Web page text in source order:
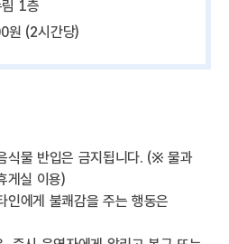
1층
원 (2시간당)
식물 반입은 금지됩니다. (※ 물과
게실 이용)
인에게 불쾌감을 주는 행동은